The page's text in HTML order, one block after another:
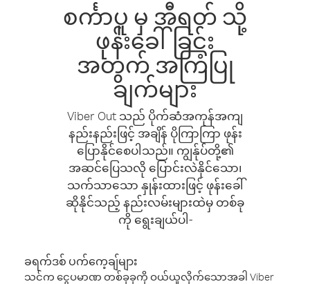
စင်္ကာပူ မှ အီရတ် သို့
ဖုန်းခေါ်ခြင်း
အတွက် အကြံပြု
ချက်များ
Viber Out သည် ပိုက်ဆံအကုန်အကျ
နည်းနည်းဖြင့် အချိန် ပိုကြာကြာ ဖုန်း
ပြောနိုင်စေပါသည်။ ကျွန်ုပ်တို့၏
အဆင်ပြေသလို ပြောင်းလဲနိုင်သော၊
သက်သာသော နှုန်းထားဖြင့် ဖုန်းခေါ်
ဆိုနိုင်သည့် နည်းလမ်းများထဲမှ တစ်ခု
ကို ရွေးချယ်ပါ-
ခရက်ဒစ် ပက်ကေ့ချ်များ
သင်က ငွေပမာဏ တစ်ခုခုကို ဝယ်ယူလိုက်သောအခါ Viber